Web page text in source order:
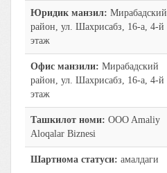
Юридик манзил: Мирабадский
район, ул. Шахрисабз, 16-а, 4-й
этаж
Офис манзили: Мирабадский
район, ул. Шахрисабз, 16-а, 4-й
этаж
Ташкилот номи: OOO Amaliy
Aloqalar Biznesi
Шартнома статуси: амалдаги